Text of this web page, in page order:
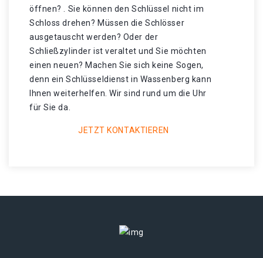
öffnen? . Sie können den Schlüssel nicht im
Schloss drehen? Müssen die Schlösser
ausgetauscht werden? Oder der
Schließzylinder ist veraltet und Sie möchten
einen neuen? Machen Sie sich keine Sogen,
denn ein Schlüsseldienst in Wassenberg kann
Ihnen weiterhelfen. Wir sind rund um die Uhr
für Sie da.
JETZT KONTAKTIEREN